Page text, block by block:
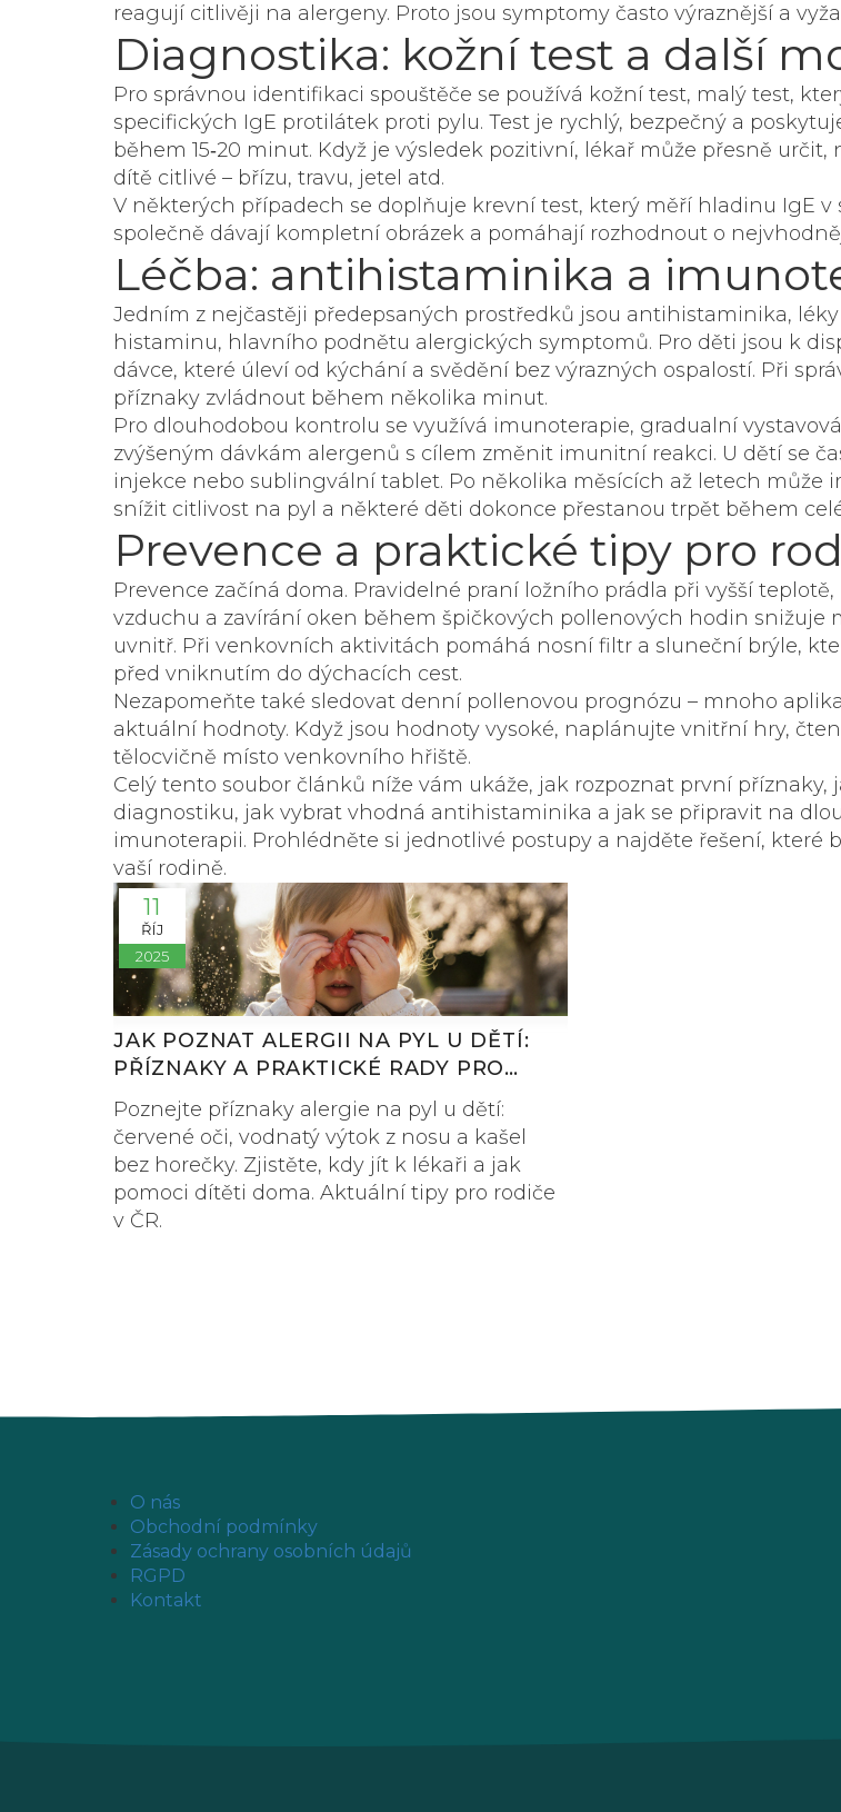
reagují citlivěji na alergeny. Proto jsou symptomy často výraznější a
Diagnostika: kožní test a další
Pro správnou identifikaci spouštěče se používá kožní test, malý test,
specifických IgE protilátek proti pylu. Test je rychlý, bezpečný a
během 15‑20 minut. Když je výsledek pozitivní, lékař může přesně určit,
dítě citlivé – břízu, travu, jetel atd.
V některých případech se doplňuje krevní test, který měří hladinu IgE v
společně dávají kompletní obrázek a pomáhají rozhodnout o
Léčba: antihistaminika a
Jedním z nejčastěji předepsaných prostředků jsou antihistaminika,
histaminu, hlavního podnětu alergických symptomů. Pro děti jsou k
dávce, které úleví od kýchání a svědění bez výrazných ospalostí. Při
příznaky zvládnout během několika minut.
Pro dlouhodobou kontrolu se využívá imunoterapie, gradualní
zvýšeným dávkám alergenů s cílem změnit imunitní reakci. U dětí se
injekce nebo sublingvální tablet. Po několika měsících až letech může
snížit citlivost na pyl a některé děti dokonce přestanou trpět během
Prevence a praktické tipy pro
Prevence začíná doma. Pravidelné praní ložního prádla při vyšší
vzduchu a zavírání oken během špičkových pollenových hodin snižuje
uvnitř. Při venkovních aktivitách pomáhá nosní filtr a sluneční brýle,
před vniknutím do dýchacích cest.
Nezapomeňte také sledovat denní pollenovou prognózu – mnoho
aktuální hodnoty. Když jsou hodnoty vysoké, naplánujte vnitřní hry,
tělocvičně místo venkovního hřiště.
Celý tento soubor článků níže vám ukáže, jak rozpoznat první
diagnostiku, jak vybrat vhodná antihistaminika a jak se připravit na
imunoterapii. Prohlédněte si jednotlivé postupy a najděte řešení, které
vaší rodině.
11
ŘÍJ
2025
JAK POZNAT ALERGII NA PYL U DĚTÍ:
PŘÍZNAKY A PRAKTICKÉ RADY PRO
RODIČE
Poznejte příznaky alergie na pyl u dětí:
červené oči, vodnatý výtok z nosu a kašel
bez horečky. Zjistěte, kdy jít k lékaři a jak
pomoci dítěti doma. Aktuální tipy pro rodiče
v ČR.
O nás
Obchodní podmínky
Zásady ochrany osobních údajů
RGPD
Kontakt